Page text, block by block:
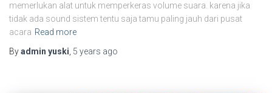
memerlukan alat untuk memperkeras volume suara. karena jika
tidak ada sound sistem tentu saja tamu paling jauh dari pusat
acara Read more
Byadmin yuski, 5 years ago